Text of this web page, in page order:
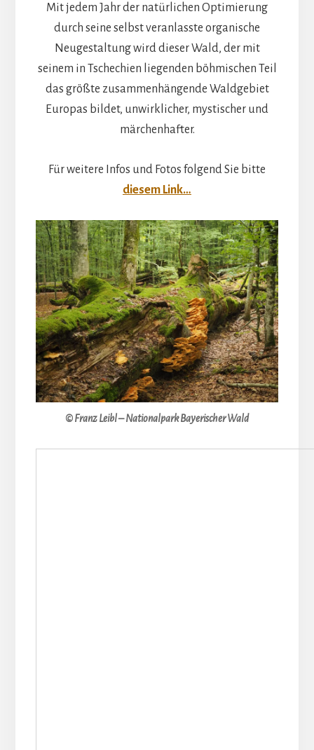
Mit jedem Jahr der natürlichen Optimierung
durch seine selbst veranlasste organische
Neugestaltung wird dieser Wald, der mit
seinem in Tschechien liegenden böhmischen Teil
das größte zusammenhängende Waldgebiet
Europas bildet, unwirklicher, mystischer und
märchenhafter.
Für weitere Infos und Fotos folgend Sie bitte
diesem Link…
© Franz Leibl – Nationalpark Bayerischer Wald